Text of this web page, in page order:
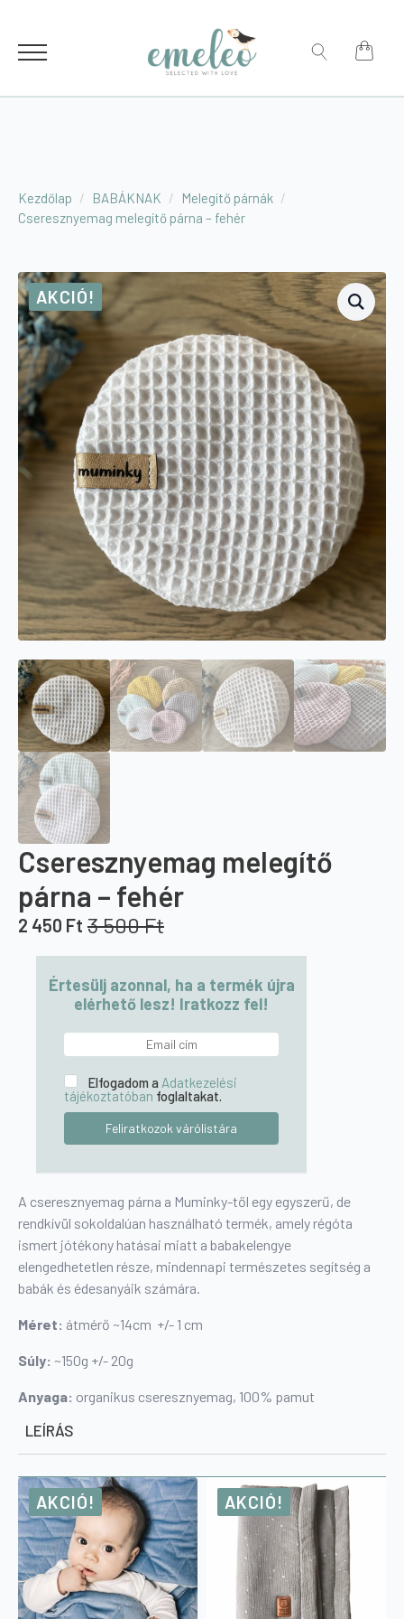
Kezdőlap BABÁKNAK
Melegítő párnák
Cseresznyemag melegítő párna – fehér
AKCIÓ!
Cseresznyemag melegítő
párna – fehér
3 500Ft
Original
price
was:
2 450 Ft
Current
price
Értesülj azonnal, ha a termék újra
elérhető lesz! Iratkozz fel!
Elfogadom a Adatkezelési
tájékoztatóban foglaltakat.
A cseresznyemag párna a Muminky-től egy egyszerű, de
rendkívül sokoldalúan használható termék, amely régóta
ismert jótékony hatásai miatt a babakelengye
elengedhetetlen része, mindennapi természetes segítség a
babák és édesanyáik számára.
Méret: átmérő ~14cm +/- 1 cm
Súly: ~150g +/- 20g
Anyaga: organikus cseresznyemag, 100% pamut
LEÍRÁS
AKCIÓ! AKCIÓ!